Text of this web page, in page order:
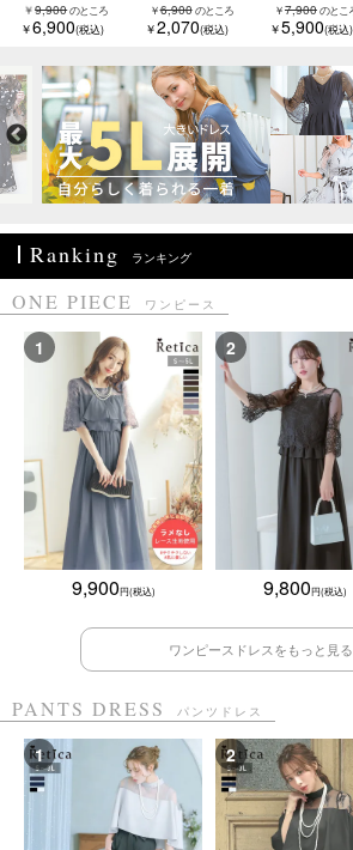
9,900
6,900
6,900
2,070
7,900
5,900
Ranking ランキング
ONE PIECE ワンピース
9,900 9,800
ワンピースドレスをもっと見る
PANTS DRESS パンツドレス